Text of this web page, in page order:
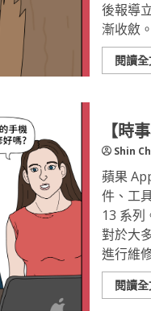
後報導
漸收斂。
閱讀
【時
Shin
蘋果
件、工
13 系列
對於大
進行維
閱讀